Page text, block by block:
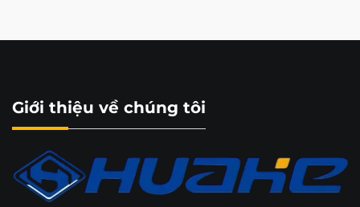
Giới thiệu về chúng tôi